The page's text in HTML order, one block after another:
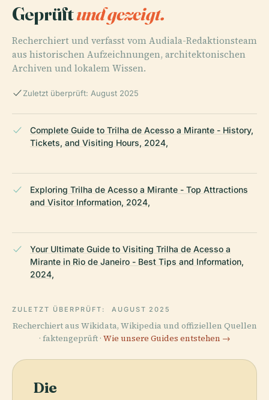
Geprüftund gezeigt.
Recherchiert und verfasst vom Audiala-Redaktionsteam
aus historischen Aufzeichnungen, architektonischen
Archiven und lokalem Wissen.
Zuletzt überprüft: August 2025
Complete Guide to Trilha de Acesso a Mirante - History,
Tickets, and Visiting Hours, 2024,
Exploring Trilha de Acesso a Mirante - Top Attractions
and Visitor Information, 2024,
Your Ultimate Guide to Visiting Trilha de Acesso a
Mirante in Rio de Janeiro - Best Tips and Information,
2024,
ZULETZT ÜBERPRÜFT: AUGUST 2025
Recherchiert aus Wikidata, Wikipedia und offiziellen Quellen
· faktengeprüft · Wie unsere Guides entstehen →
Die